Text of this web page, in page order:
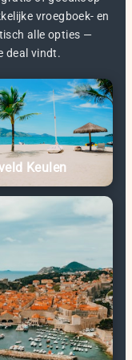
vroegboek- en
alle opties —
deal vindt.
Keulen